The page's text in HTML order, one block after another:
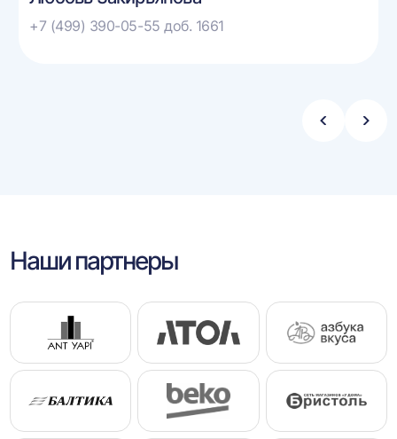
+7 (499) 390-05-55 доб. 1661
Стрелка
Наши партнеры